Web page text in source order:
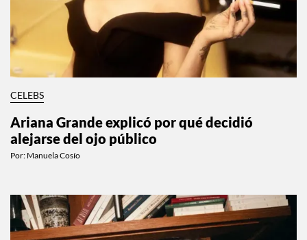
CELEBS
Ariana Grande explicó por qué decidió
alejarse del ojo público
Por: Manuela Cosío